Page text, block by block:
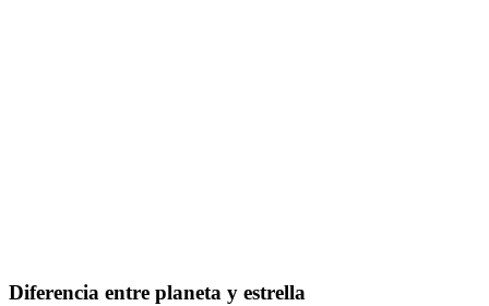
Diferencia entre planeta y estrella